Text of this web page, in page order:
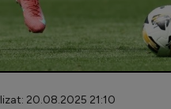
20.08.2025 21:10